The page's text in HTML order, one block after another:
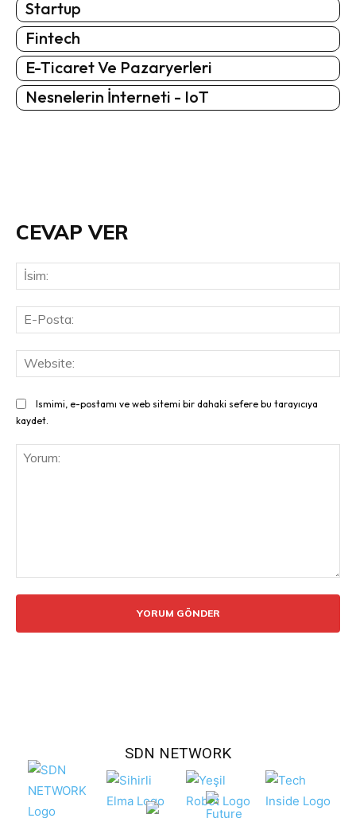
Startup
Fintech
E-Ticaret Ve Pazaryerleri
Nesnelerin İnterneti - IoT
CEVAP VER
Ismimi, e-postamı ve web sitemi bir dahaki sefere bu tarayıcıya
kaydet.
SDN NETWORK